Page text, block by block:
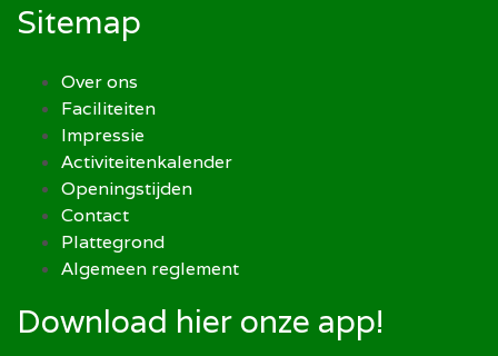
Sitemap
Over ons
Faciliteiten
Impressie
Activiteitenkalender
Openingstijden
Contact
Plattegrond
Algemeen reglement
Download hier onze app!